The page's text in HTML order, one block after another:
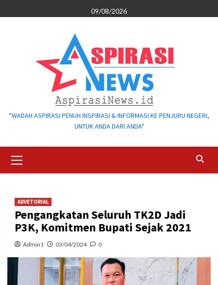
to
09/08/2026
"WADAH ASPIRASI PENUH INSPIRASI & INFORMASI KE PENJURU NEGERI,
UNTUK ANDA DARI ANDA"
Menu
ADVETORIAL
Pengangkatan Seluruh TK2D Jadi
P3K, Komitmen Bupati Sejak 2021
Admin1 03/04/2024 0